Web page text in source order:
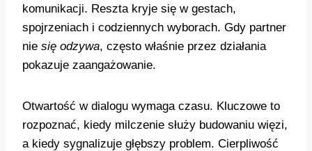
komunikacji. Reszta kryje się w gestach,
spojrzeniach i codziennych wyborach. Gdy partner
nie się odzywa, często właśnie przez działania
pokazuje zaangażowanie.
Otwartość w dialogu wymaga czasu. Kluczowe to
rozpoznać, kiedy milczenie służy budowaniu więzi,
a kiedy sygnalizuje głębszy problem. Cierpliwość